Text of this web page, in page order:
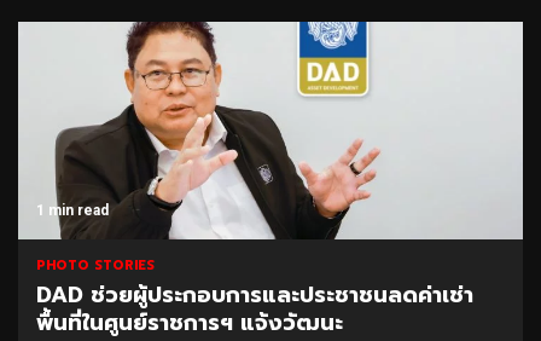
1 min read
PHOTO STORIES
DAD ช่วยผู้ประกอบการและประชาชนลดค่าเช่า
พื้นที่ในศูนย์ราชการฯ แจ้งวัฒนะ